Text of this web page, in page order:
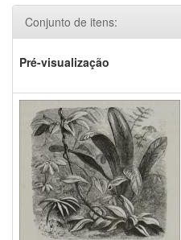
Conjunto de itens:
Pré-visualização